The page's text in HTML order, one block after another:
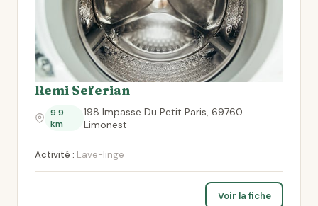
Remi Seferian
9.9
km
198 Impasse Du Petit Paris, 69760
Limonest
Activité : Lave-linge
Voir la fiche